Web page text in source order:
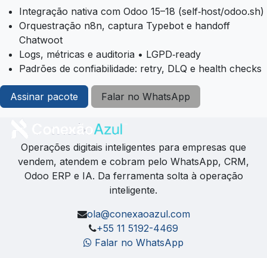
Integração nativa com Odoo 15–18 (self‑host/odoo.sh)
Orquestração n8n, captura Typebot e handoff
Chatwoot
Logs, métricas e auditoria • LGPD‑ready
Padrões de confiabilidade: retry, DLQ e health checks
Assinar pacote Falar no WhatsApp
Operações digitais inteligentes para empresas que
vendem, atendem e cobram pelo WhatsApp, CRM,
Odoo ERP e IA. Da ferramenta solta à operação
inteligente.
ola@conexaoazul.com
+55 11 5192-4469
Falar no WhatsApp